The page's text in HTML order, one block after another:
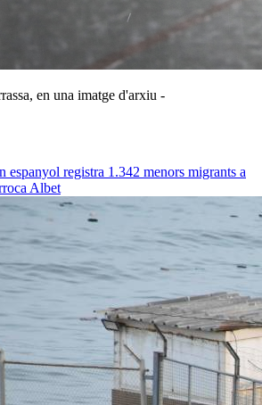
en una imatge d'arxiu -
espanyol registra 1.342 menors migrants a
Albet